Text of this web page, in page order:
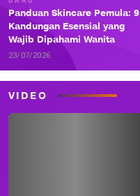
Panduan Skincare Pemula: 9
Kandungan Esensial yang
Wajib Dipahami Wanita
23/07/2026
VIDEO